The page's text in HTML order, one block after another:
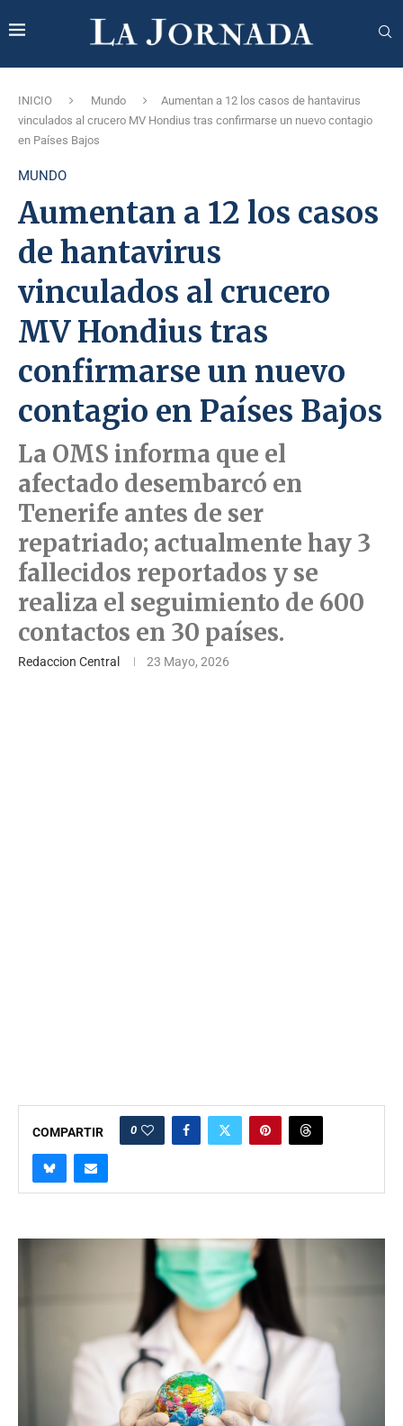
INICIO Mundo
Aumentan a 12 los casos de hantavirus
vinculados al crucero MV Hondius tras confirmarse un nuevo contagio
en Países Bajos
MUNDO
Aumentan a 12 los casos
de hantavirus
vinculados al crucero
MV Hondius tras
confirmarse un nuevo
contagio en Países Bajos
La OMS informa que el
afectado desembarcó en
Tenerife antes de ser
repatriado; actualmente hay 3
fallecidos reportados y se
realiza el seguimiento de 600
contactos en 30 países.
Redaccion Central 23 Mayo, 2026
COMPARTIR 0